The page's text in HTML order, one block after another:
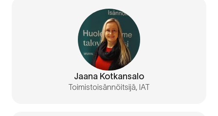
Jaana Kotkansalo
Toimistoisännöitsijä, IAT